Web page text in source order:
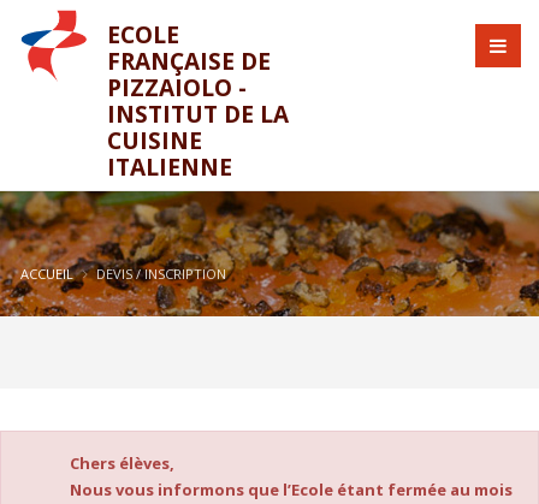
ECOLE
FRANÇAISE DE
PIZZAIOLO -
INSTITUT DE LA
CUISINE
ITALIENNE
ACCUEIL DEVIS / INSCRIPTION
Chers élèves,
Nous vous informons que l’Ecole étant fermée au mois